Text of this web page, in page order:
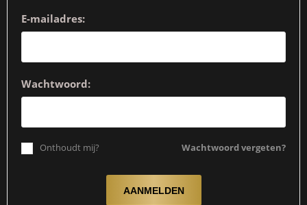
E-mailadres:
Wachtwoord:
Wachtwoord vergeten?
Onthoudt mij?